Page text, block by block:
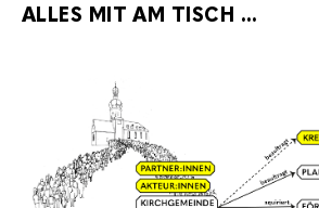
ALLES MIT AM TISCH ...